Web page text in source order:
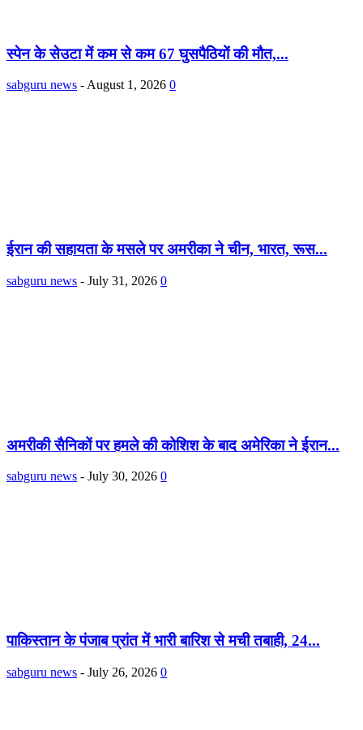
स्पेन के सेउटा में कम से कम 67 घुसपैठियों की मौत,...
sabguru news - August 1, 2026 0
ईरान की सहायता के मसले पर अमरीका ने चीन, भारत, रूस...
sabguru news - July 31, 2026 0
अमरीकी सैनिकों पर हमले की कोशिश के बाद अमेरिका ने ईरान...
sabguru news - July 30, 2026 0
पाकिस्तान के पंजाब प्रांत में भारी बारिश से मची तबाही, 24...
sabguru news - July 26, 2026 0